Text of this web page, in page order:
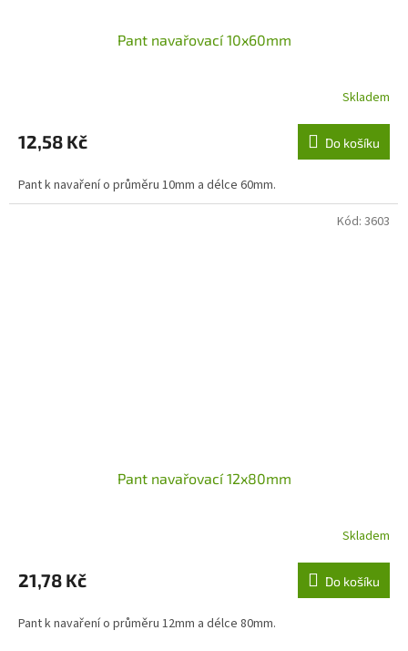
Pant navařovací 10x60mm
Skladem
12,58 Kč Do košíku
Pant k navaření o průměru 10mm a délce 60mm.
Pant navařovací 12x80mm
Skladem
21,78 Kč Do košíku
Pant k navaření o průměru 12mm a délce 80mm.
Kód: 3603